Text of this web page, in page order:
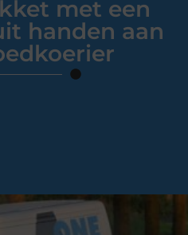
met een
handen aan